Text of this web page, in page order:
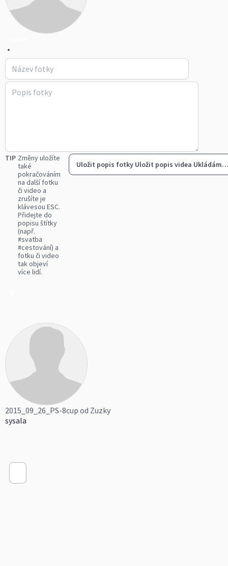
•
TIP Změny uložíte
také
pokračováním
na další fotku
či video a
zrušíte je
klávesou ESC.
Přidejte do
popisu štítky
(např.
#svatba
#cestování) a
fotku či video
tak objeví
více lidí.
Uložit popis fotky Uložit popis videa
2015_09_26_PS-8cup od Zuzky
sysala